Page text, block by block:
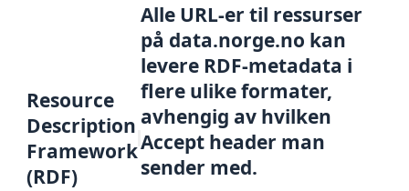
Resource
Description
Framework
(RDF)
Alle URL-er til ressurser
på data.norge.no kan
levere RDF-metadata i
flere ulike formater,
avhengig av hvilken
Accept header man
sender med.